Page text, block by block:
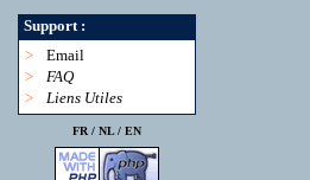
Support :
>
Email
>
FAQ
>
Liens Utiles
FR / NL/ EN